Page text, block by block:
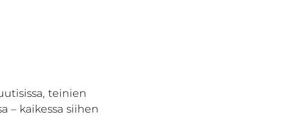
teinien
– kaikessa siihen